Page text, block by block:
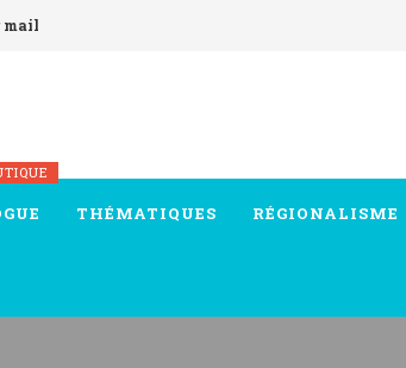
mail
THÉMATIQUES RÉGIONALISME